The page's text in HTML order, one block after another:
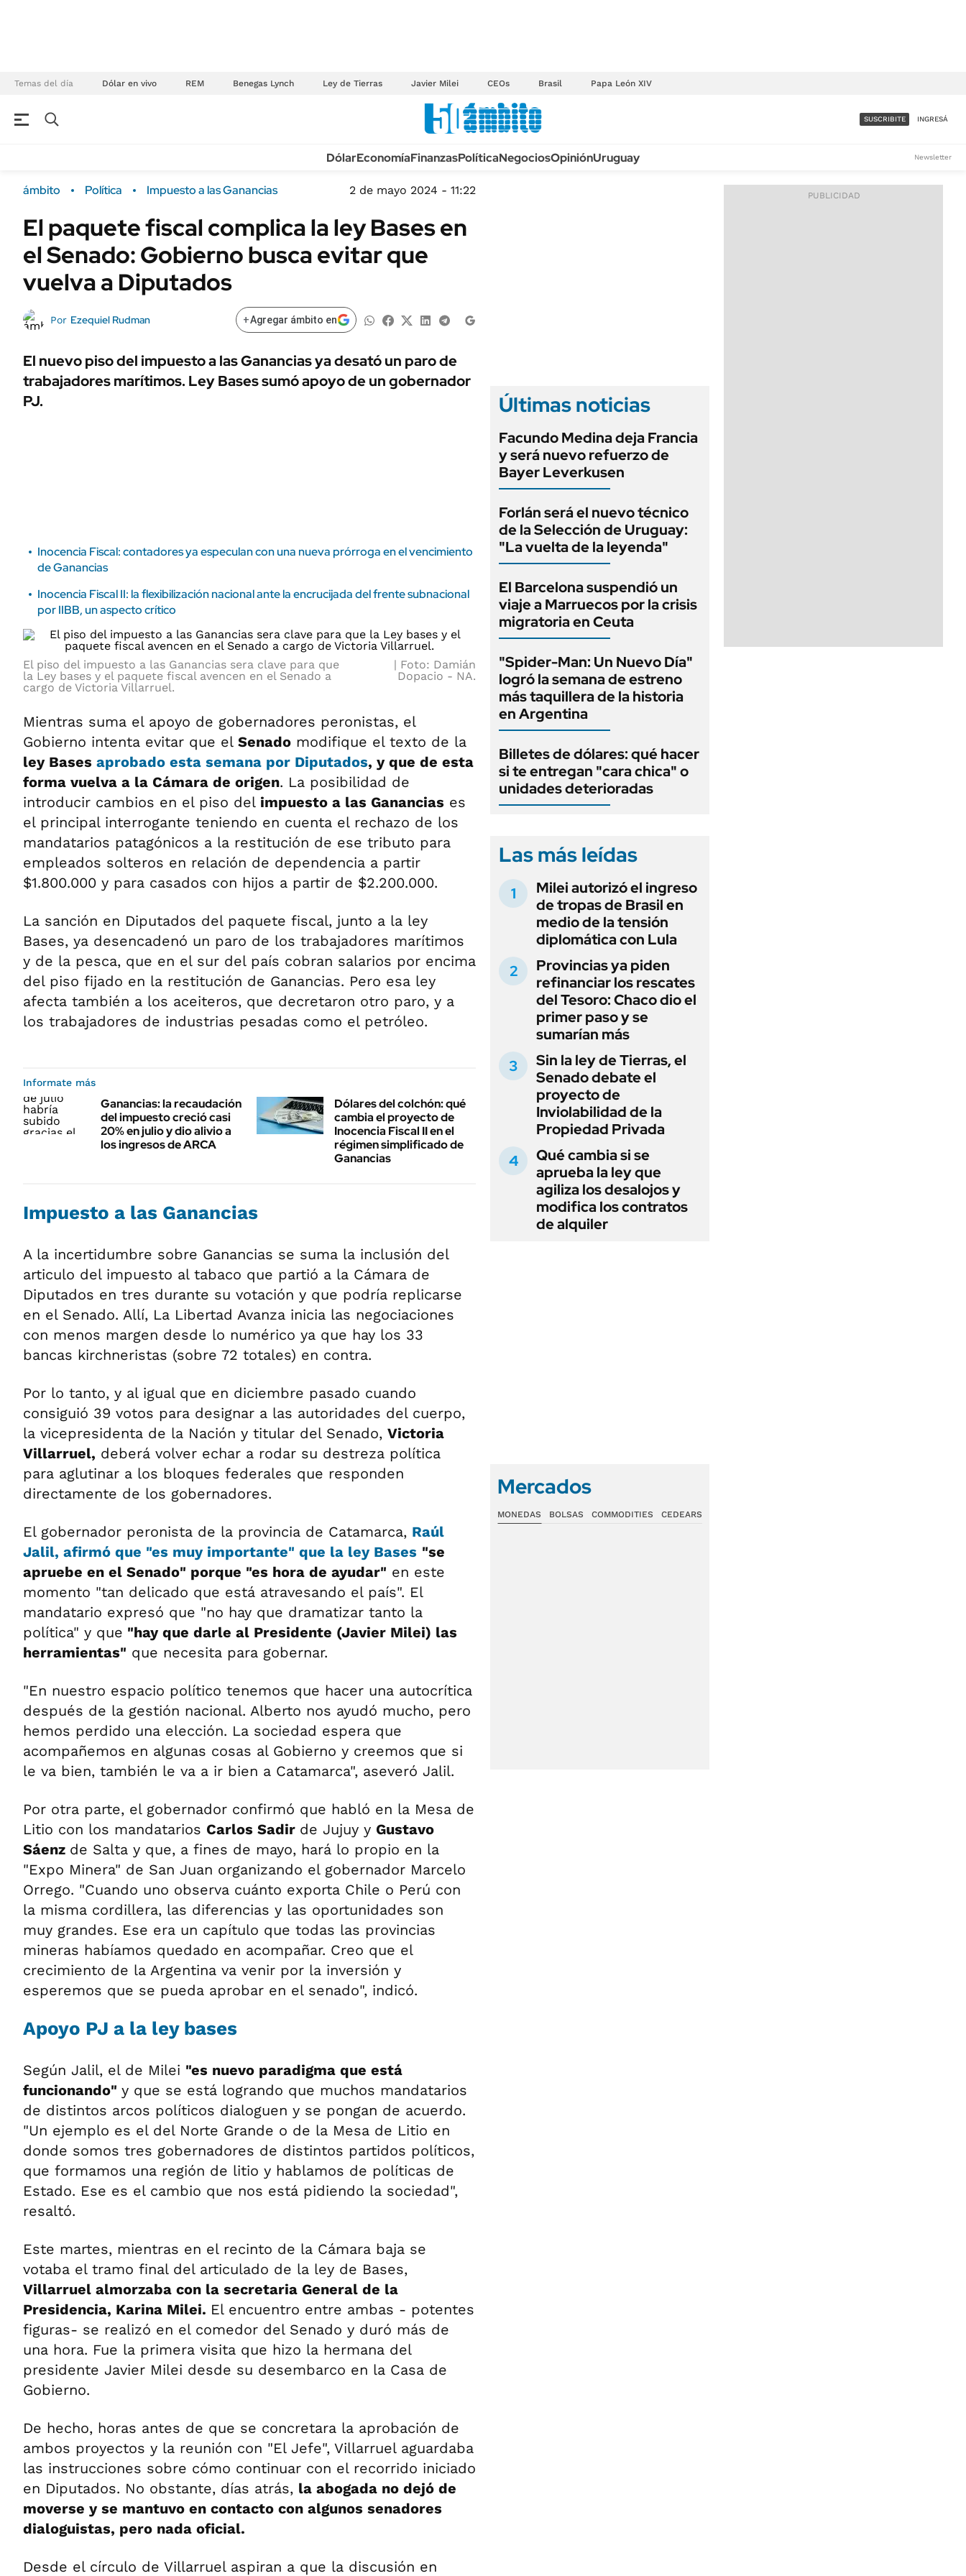
Temas del día Dólar en vivo REM Benegas Lynch Ley de Tierras Javier Milei CEOs Brasil Papa León XIV
Campo
FINANZAS
Dólar
ÁMBITO DEBATE
Sustentabilidad
POLÍTICA
URUGUAY
TECNOLOGÍA
MÉXICO
MUNDO
INFORMACIÓN GENERAL
AUTOS
ACCESO FULL - $1.800/MES
SUSCRIBITE INGRESÁ
DólarEconomíaFinanzasPolíticaNegociosOpiniónUruguay Newsletter
ámbito Política Impuesto a las Ganancias 2 de mayo 2024 - 11:22
El paquete fiscal complica la ley Bases en
el Senado: Gobierno busca evitar que
vuelva a Diputados
Por Ezequiel Rudman +Agregar ámbito en
El nuevo piso del impuesto a las Ganancias ya desató un paro de
trabajadores marítimos. Ley Bases sumó apoyo de un gobernador
PJ.
Inocencia Fiscal: contadores ya especulan con una nueva prórroga en el vencimiento
de Ganancias
Inocencia Fiscal II: la flexibilización nacional ante la encrucijada del frente subnacional
por IIBB, un aspecto crítico
El piso del impuesto a las Ganancias sera clave para que
la Ley bases y el paquete fiscal avencen en el Senado a
cargo de Victoria Villarruel.
Foto: Damián
Dopacio - NA.
Mientras suma el apoyo de gobernadores peronistas, el
Gobierno intenta evitar que el Senado modifique el texto de la
ley Bases aprobado esta semana por Diputados, y que de esta
forma vuelva a la Cámara de origen. La posibilidad de
introducir cambios en el piso del impuesto a las Ganancias es
el principal interrogante teniendo en cuenta el rechazo de los
mandatarios patagónicos a la restitución de ese tributo para
empleados solteros en relación de dependencia a partir
$1.800.000 y para casados con hijos a partir de $2.200.000.
La sanción en Diputados del paquete fiscal, junto a la ley
Bases, ya desencadenó un paro de los trabajadores marítimos
y de la pesca, que en el sur del país cobran salarios por encima
del piso fijado en la restitución de Ganancias. Pero esa ley
afecta también a los aceiteros, que decretaron otro paro, y a
los trabajadores de industrias pesadas como el petróleo.
Informate más
Ganancias: la recaudación
del impuesto creció casi
20% en julio y dio alivio a
los ingresos de ARCA
Dólares del colchón: qué
cambia el proyecto de
Inocencia Fiscal II en el
régimen simplificado de
Ganancias
Impuesto a las Ganancias
A la incertidumbre sobre Ganancias se suma la inclusión del
articulo del impuesto al tabaco que partió a la Cámara de
Diputados en tres durante su votación y que podría replicarse
en el Senado. Allí, La Libertad Avanza inicia las negociaciones
con menos margen desde lo numérico ya que hay los 33
bancas kirchneristas (sobre 72 totales) en contra.
Por lo tanto, y al igual que en diciembre pasado cuando
consiguió 39 votos para designar a las autoridades del cuerpo,
la vicepresidenta de la Nación y titular del Senado, Victoria
Villarruel, deberá volver echar a rodar su destreza política
para aglutinar a los bloques federales que responden
directamente de los gobernadores.
El gobernador peronista de la provincia de Catamarca, Raúl
Jalil, afirmó que "es muy importante" que la ley Bases "se
apruebe en el Senado" porque "es hora de ayudar" en este
momento "tan delicado que está atravesando el país". El
mandatario expresó que "no hay que dramatizar tanto la
política" y que "hay que darle al Presidente (Javier Milei) las
herramientas" que necesita para gobernar.
"En nuestro espacio político tenemos que hacer una autocrítica
después de la gestión nacional. Alberto nos ayudó mucho, pero
hemos perdido una elección. La sociedad espera que
acompañemos en algunas cosas al Gobierno y creemos que si
le va bien, también le va a ir bien a Catamarca", aseveró Jalil.
Por otra parte, el gobernador confirmó que habló en la Mesa de
Litio con los mandatarios Carlos Sadir de Jujuy y Gustavo
Sáenz de Salta y que, a fines de mayo, hará lo propio en la
"Expo Minera" de San Juan organizando el gobernador Marcelo
Orrego. "Cuando uno observa cuánto exporta Chile o Perú con
la misma cordillera, las diferencias y las oportunidades son
muy grandes. Ese era un capítulo que todas las provincias
mineras habíamos quedado en acompañar. Creo que el
crecimiento de la Argentina va venir por la inversión y
esperemos que se pueda aprobar en el senado", indicó.
Apoyo PJ a la ley bases
Según Jalil, el de Milei "es nuevo paradigma que está
funcionando" y que se está logrando que muchos mandatarios
de distintos arcos políticos dialoguen y se pongan de acuerdo.
"Un ejemplo es el del Norte Grande o de la Mesa de Litio en
donde somos tres gobernadores de distintos partidos políticos,
que formamos una región de litio y hablamos de políticas de
Estado. Ese es el cambio que nos está pidiendo la sociedad",
resaltó.
Este martes, mientras en el recinto de la Cámara baja se
votaba el tramo final del articulado de la ley de Bases,
Villarruel almorzaba con la secretaria General de la
Presidencia, Karina Milei. El encuentro entre ambas - potentes
figuras- se realizó en el comedor del Senado y duró más de
una hora. Fue la primera visita que hizo la hermana del
presidente Javier Milei desde su desembarco en la Casa de
Gobierno.
De hecho, horas antes de que se concretara la aprobación de
ambos proyectos y la reunión con "El Jefe", Villarruel aguardaba
las instrucciones sobre cómo continuar con el recorrido iniciado
en Diputados. No obstante, días atrás, la abogada no dejó de
moverse y se mantuvo en contacto con algunos senadores
dialoguistas, pero nada oficial.
Desde el círculo de Villarruel aspiran a que la discusión en
Últimas noticias
Facundo Medina deja Francia
y será nuevo refuerzo de
Bayer Leverkusen
Forlán será el nuevo técnico
de la Selección de Uruguay:
"La vuelta de la leyenda"
El Barcelona suspendió un
viaje a Marruecos por la crisis
migratoria en Ceuta
"Spider-Man: Un Nuevo Día"
logró la semana de estreno
más taquillera de la historia
en Argentina
Billetes de dólares: qué hacer
si te entregan "cara chica" o
unidades deterioradas
Las más leídas
Milei autorizó el ingreso
de tropas de Brasil en
medio de la tensión
diplomática con Lula
Provincias ya piden
refinanciar los rescates
del Tesoro: Chaco dio el
primer paso y se
sumarían más
Sin la ley de Tierras, el
Senado debate el
proyecto de
Inviolabilidad de la
Propiedad Privada
Qué cambia si se
aprueba la ley que
agiliza los desalojos y
modifica los contratos
de alquiler
Mercados
MONEDAS BOLSAS COMMODITIES CEDEARS